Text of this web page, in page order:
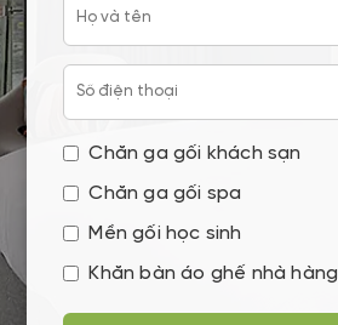
Chăn ga gối khách sạn
Chăn ga gối spa
Mền gối học sinh
Khăn bàn áo ghế nhà hàng